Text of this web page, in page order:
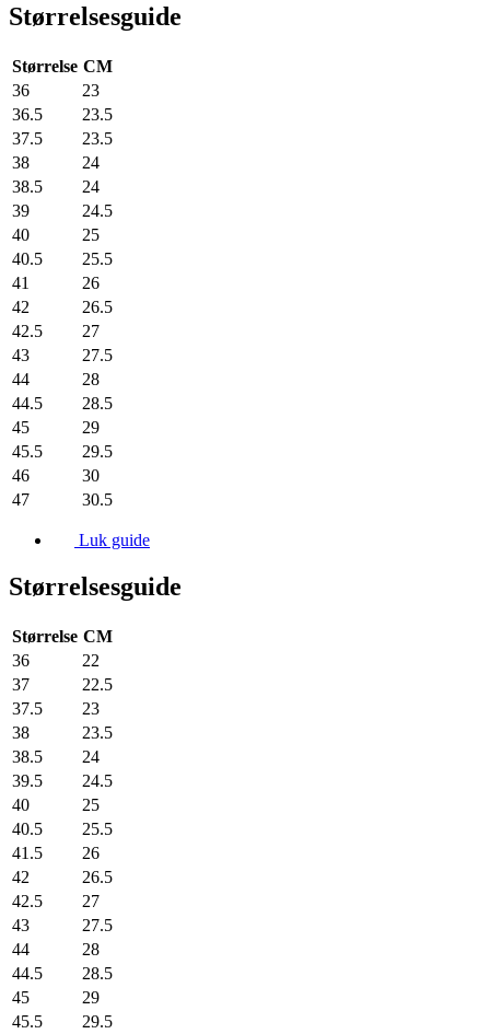
Størrelsesguide
Størrelse CM
36
23
36.5
23.5
37.5
23.5
38
24
38.5
24
39
24.5
40
25
40.5
25.5
41
26
42
26.5
42.5
27
43
27.5
44
28
44.5
28.5
45
29
45.5
29.5
46
30
47
30.5
Luk guide
Størrelsesguide
Størrelse CM
36
22
37
22.5
37.5
23
38
23.5
38.5
24
39.5
24.5
40
25
40.5
25.5
41.5
26
42
26.5
42.5
27
43
27.5
44
28
44.5
28.5
45
29
45.5
29.5